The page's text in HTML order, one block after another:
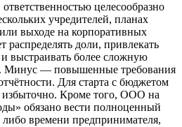
целесообразно
учредителей, планах
выходе на корпоративных
распределять доли, привлекать
выстраивать более сложную
Минус — повышенные требования
Для старта с бюджетом
Кроме того, ООО на
обязано вести полноценный
либо времени предпринимателя,